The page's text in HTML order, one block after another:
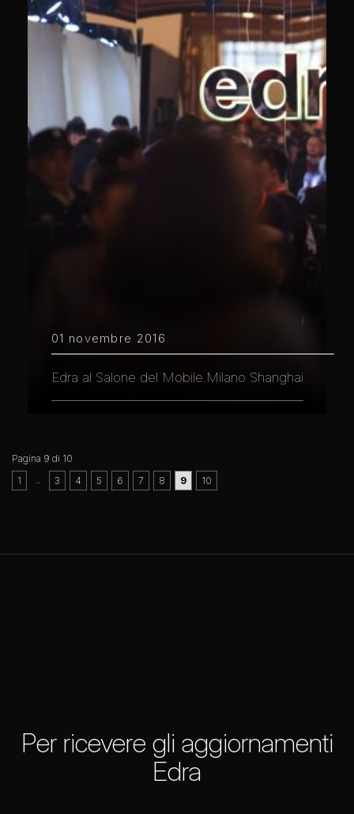
01 novembre 2016
Edra al Salone del Mobile.Milano Shanghai
Pagina 9 di 10
1
3 4 5 6 7 8 9 10
Per ricevere gli aggiornamenti
Edra